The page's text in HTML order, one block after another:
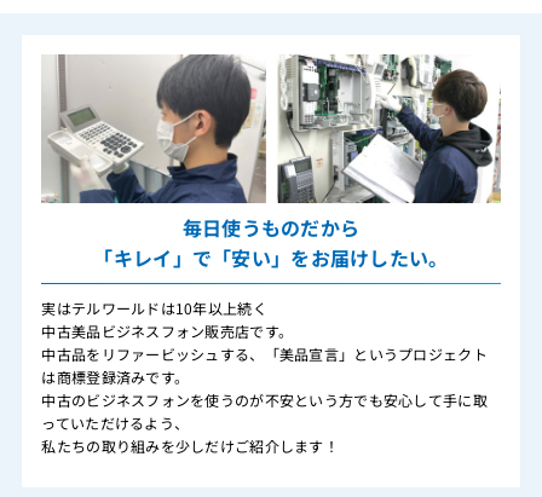
毎日使うものだから
「キレイ」で「安い」をお届けしたい。
実はテルワールドは10年以上続く
中古美品ビジネスフォン販売店です。
中古品をリファービッシュする、「美品宣言」というプロジェクト
は商標登録済みです。
中古のビジネスフォンを使うのが不安という方でも安心して手に取
っていただけるよう、
私たちの取り組みを少しだけご紹介します！